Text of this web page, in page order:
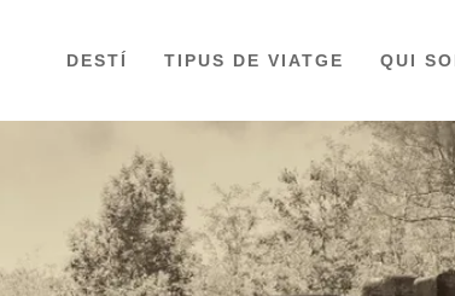
DESTÍ TIPUS DE VIATGE QUI